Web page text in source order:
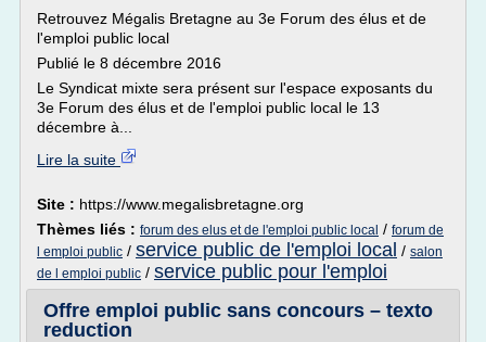
Retrouvez Mégalis Bretagne au 3e Forum des élus et de
l'emploi public local
Publié le 8 décembre 2016
Le Syndicat mixte sera présent sur l'espace exposants du
3e Forum des élus et de l'emploi public local le 13
décembre à...
Lire la suite
Site : https://www.megalisbretagne.org
Thèmes liés : forum des elus et de l'emploi public local / forum de
l emploi public / service public de l'emploi local / salon
de l emploi public / service public pour l'emploi
Offre emploi public sans concours – texto
reduction